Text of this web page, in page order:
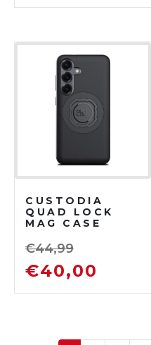
CUSTODIA
QUAD LOCK
MAG CASE
GALAXY S25
€44,99
€40,00